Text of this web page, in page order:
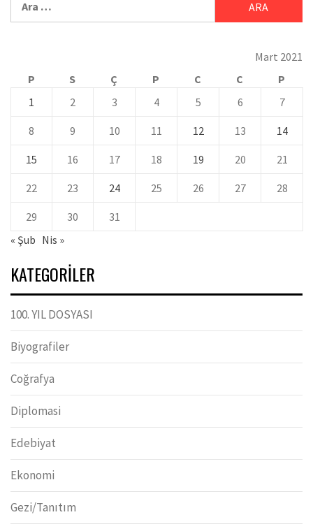
Mart 2021
P
S Ç P C C
P
1
2 3 4 5 6 7
8 9 10 11 12 13 14
15 16 17 18 19 20 21
22 23 24 25 26 27 28
29 30
31
« Şub Nis »
KATEGORILER
100. YIL DOSYASI
Biyografiler
Coğrafya
Diplomasi
Edebiyat
Ekonomi
Gezi/Tanıtım